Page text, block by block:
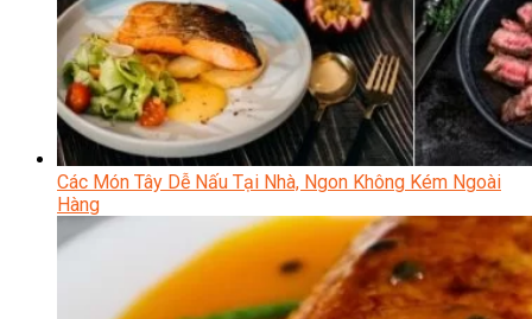
Các Món Tây Dễ Nấu Tại Nhà, Ngon Không Kém Ngoài
Hàng